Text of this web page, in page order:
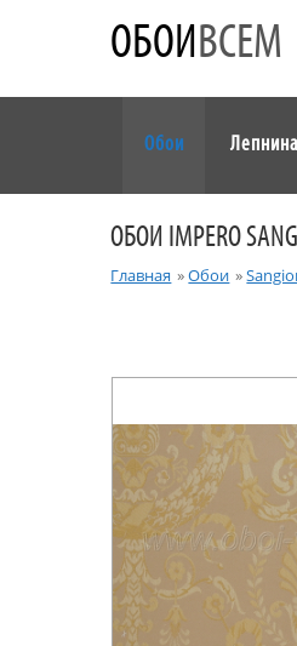
ОБОИВСЕМ
Обои Лепнина
ОБОИ IMPERO
Главная »Обои »